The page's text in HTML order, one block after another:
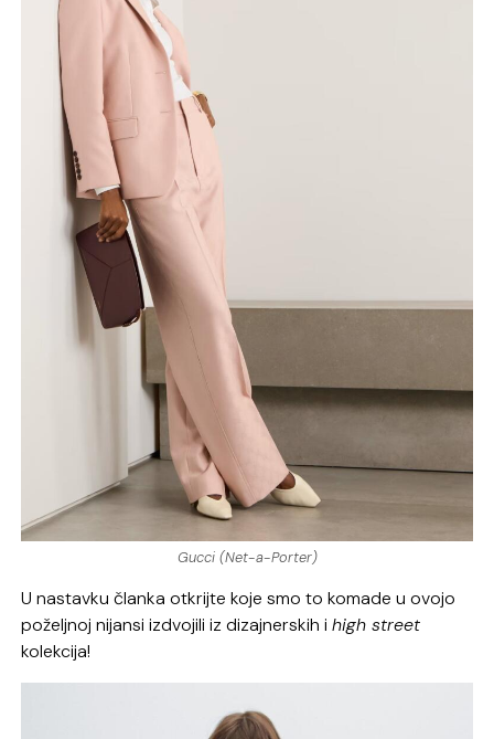
Gucci (Net-a-Porter)
U nastavku članka otkrijte koje smo to komade u ovojo
poželjnoj nijansi izdvojili iz dizajnerskih ihigh street
kolekcija!